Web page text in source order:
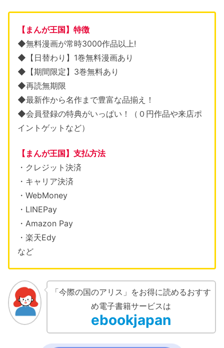
【まんが王国】特徴
◆無料漫画が常時3000作品以上!
◆【日替わり】1巻無料漫画あり
◆【期間限定】3巻無料あり
◆再読無期限
◆最新作から名作まで豊富な品揃え！
◆会員登録の特典がいっぱい！（０円作品や来店ポ
イントゲットなど）
【まんが王国】支払方法
・クレジット決済
・キャリア決済
・WebMoney
・LINEPay
・Amazon Pay
・楽天Edy
など
「今際の国のアリス」をお得に読めるおすす
め電子書籍サービスは
ebookjapan